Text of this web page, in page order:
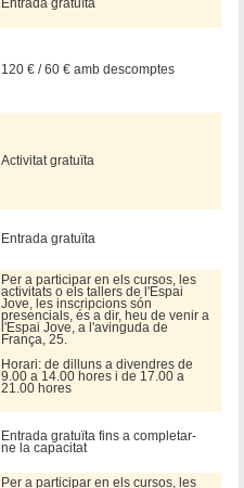
Entrada gratuïta
120 € / 60 € amb descomptes
Activitat gratuïta
Entrada gratuïta
Per a participar en els cursos, les
activitats o els tallers de l'Espai
Jove, les inscripcions són
presencials, és a dir, heu de venir a
l'Espai Jove, a l'avinguda de
França, 25.
Horari: de dilluns a divendres de
9.00 a 14.00 hores i de 17.00 a
21.00 hores
Entrada gratuïta fins a completar-
ne la capacitat
Per a participar en els cursos, les